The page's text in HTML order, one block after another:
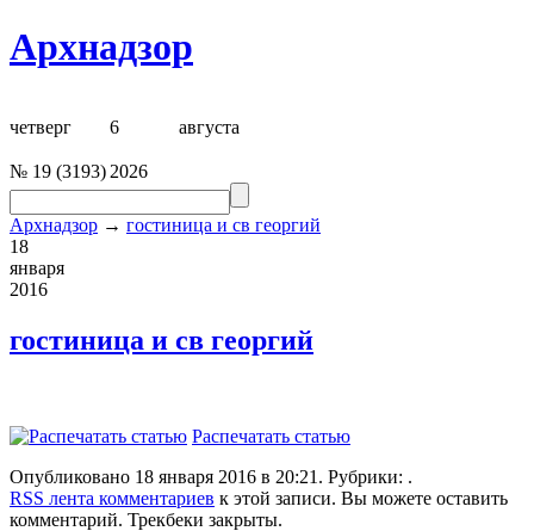
Архнадзор
четверг 6 августа
№ 19 (3193) 2026
Архнадзор → гостиница и св георгий
18
января
2016
гостиница и св георгий
Распечатать статью
Опубликовано 18 января 2016 в 20:21. Рубрики: .
RSS лента комментариев к этой записи. Вы можете оставить
комментарий. Трекбеки закрыты.